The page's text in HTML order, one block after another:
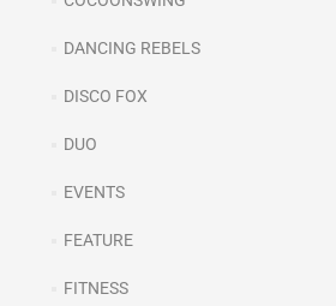
DANCING REBELS
DISCO FOX
DUO
EVENTS
FEATURE
FITNESS